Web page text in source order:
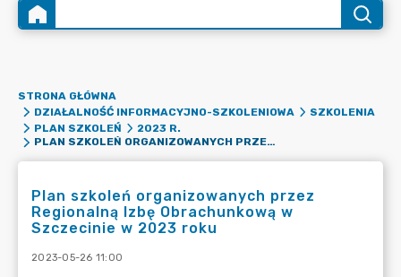
STRONA GŁÓWNA
DZIAŁALNOŚĆ INFORMACYJNO-SZKOLENIOWA
SZKOLENIA
PLAN SZKOLEŃ
2023 R.
PLAN SZKOLEŃ ORGANIZOWANYCH PRZEZ REGIONALNĄ IZBĘ OBRACHUNKOWĄ W SZCZECINIE W 2023 ROKU
Plan szkoleń organizowanych przez
Regionalną Izbę Obrachunkową w
Szczecinie w 2023 roku
2023-05-26 11:00